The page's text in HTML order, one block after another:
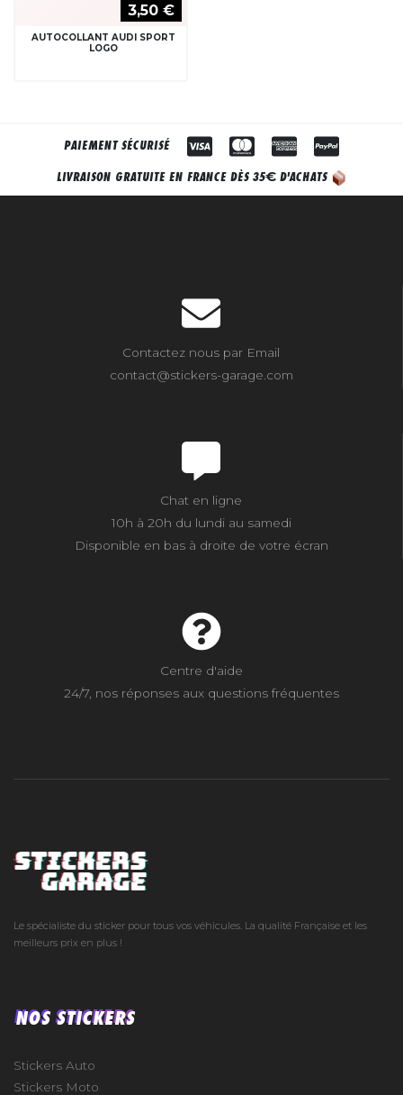
3,50 €
AUTOCOLLANT AUDI SPORT
LOGO
PAIEMENT SÉCURISÉ
LIVRAISON GRATUITE EN FRANCE DÈS 35€ D'ACHATS
Contactez nous par Email
contact@stickers-garage.com
Chat en ligne
10h à 20h du lundi au samedi
Disponible en bas à droite de votre écran
Centre d'aide
24/7, nos réponses aux questions fréquentes
Le spécialiste du sticker pour tous vos véhicules. La qualité Française et les
meilleurs prix en plus !
NOS STICKERS
Stickers Auto
Stickers Moto